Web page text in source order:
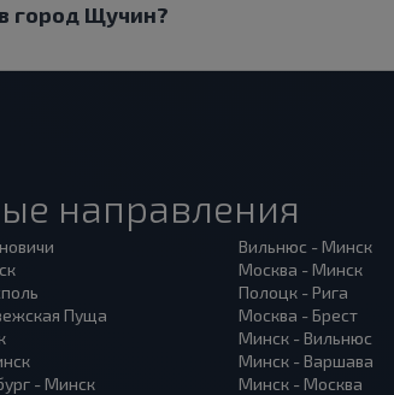
город Щучин?
направления
Пуща
- Минск
Вильнюс - Минск
Москва - Минск
Полоцк - Рига
Москва - Брест
Минск - Вильнюс
Минск - Варшава
Минск - Москва